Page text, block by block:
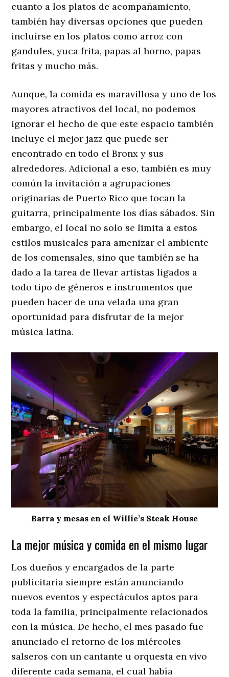
cuanto a los platos de acompañamiento,
también hay diversas opciones que pueden
incluirse en los platos como arroz con
gandules, yuca frita, papas al horno, papas
fritas y mucho más.
Aunque, la comida es maravillosa y uno de los
mayores atractivos del local, no podemos
ignorar el hecho de que este espacio también
incluye el mejor jazz que puede ser
encontrado en todo el Bronx y sus
alrededores. Adicional a eso, también es muy
común la invitación a agrupaciones
originarias de Puerto Rico que tocan la
guitarra, principalmente los días sábados. Sin
embargo, el local no solo se limita a estos
estilos musicales para amenizar el ambiente
de los comensales, sino que también se ha
dado a la tarea de llevar artistas ligados a
todo tipo de géneros e instrumentos que
pueden hacer de una velada una gran
oportunidad para disfrutar de la mejor
música latina.
Barra y mesas en el Willie’s Steak House
La mejor música y comida en el mismo lugar
Los dueños y encargados de la parte
publicitaria siempre están anunciando
nuevos eventos y espectáculos aptos para
toda la familia, principalmente relacionados
con la música. De hecho, el mes pasado fue
anunciado el retorno de los miércoles
salseros con un cantante u orquesta en vivo
diferente cada semana, el cual había